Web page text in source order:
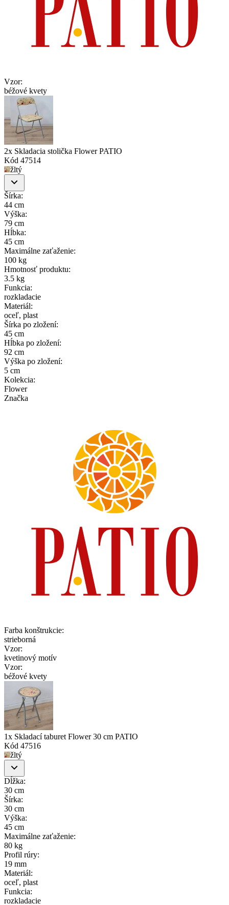
Vzor:
béžové kvety
2x Skladacia stolička Flower PATIO
Kód 47514
žltý
Šírka:
44 cm
Výška:
79 cm
Hĺbka:
45 cm
Maximálne zaťaženie:
100 kg
Hmotnosť produktu:
3.5 kg
Funkcia:
rozkladacie
Materiál:
oceľ, plast
Šírka po zložení:
45 cm
Hĺbka po zložení:
92 cm
Výška po zložení:
5 cm
Kolekcia:
Flower
Značka
Farba konštrukcie:
strieborná
Vzor:
kvetinový motív
Vzor:
béžové kvety
1x Skladací taburet Flower 30 cm PATIO
Kód 47516
žltý
Dĺžka:
30 cm
Šírka:
30 cm
Výška:
45 cm
Maximálne zaťaženie:
80 kg
Profil rúry:
19 mm
Materiál:
oceľ, plast
Funkcia:
rozkladacie